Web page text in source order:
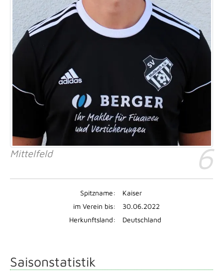
6
Mittelfeld
Spitzname:
Kaiser
im Verein bis:
30.06.2022
Herkunftsland:
Deutschland
Saisonstatistik